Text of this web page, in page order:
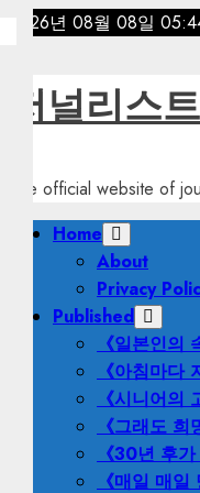
Skip
2026년 08월 08일
저널리스
The official website of
PrimaryHome
About
Privacy
Published
《일본인의
《아침마다
《시니어의
《그래도 희
《30년 후
《매일 매